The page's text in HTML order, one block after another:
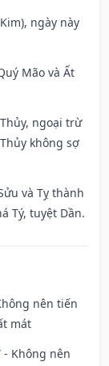
ngày này
Mão và Ất
ngoại trừ
không sợ
và Tỵ thành
Tý, tuyệt Dần.
nên tiến
mát
- Không nên